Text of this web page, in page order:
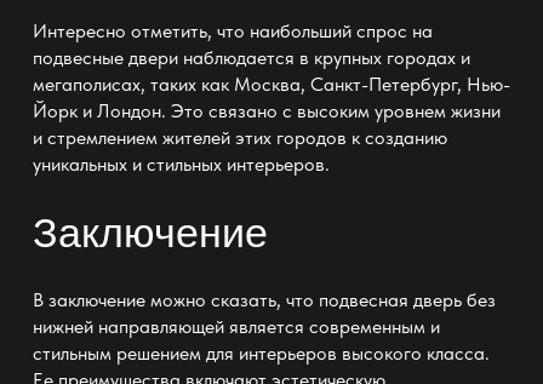
Интересно отметить, что наибольший спрос на
подвесные дверинаблюдается в крупных городах и
мегаполисах, таких как Москва, Санкт-Петербург, Нью-
Йорк и Лондон. Это связано с высоким уровнем жизни
и стремлением жителей этих городов к созданию
уникальных и стильных интерьеров.
Заключение
В заключение можно сказать, что подвесная дверь без
нижней направляющейявляется современным и
стильным решением для интерьеров высокого класса.